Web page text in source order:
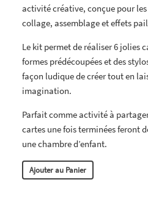
activité créative, conçue pour les
collage, assemblage et effets
Le kit permet de réaliser 6 jolies
formes prédécoupées et des
façon ludique de créer tout en
imagination.
Parfait comme activité à
cartes une fois terminées feront
une chambre d’enfant.
Ajouter au Panier